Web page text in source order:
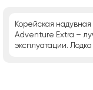
Корейская
Adventure Extra –
эксплуатации.